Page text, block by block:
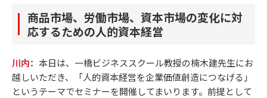
商品市場、労働市場、資本市場の変化に対
応するための人的資本経営
川内： 本日は、一橋ビジネススクール教授の楠木建先生にお
越しいただき、「人的資本経営を企業価値創造につなげる」
というテーマでセミナーを開催してまいります。前提として